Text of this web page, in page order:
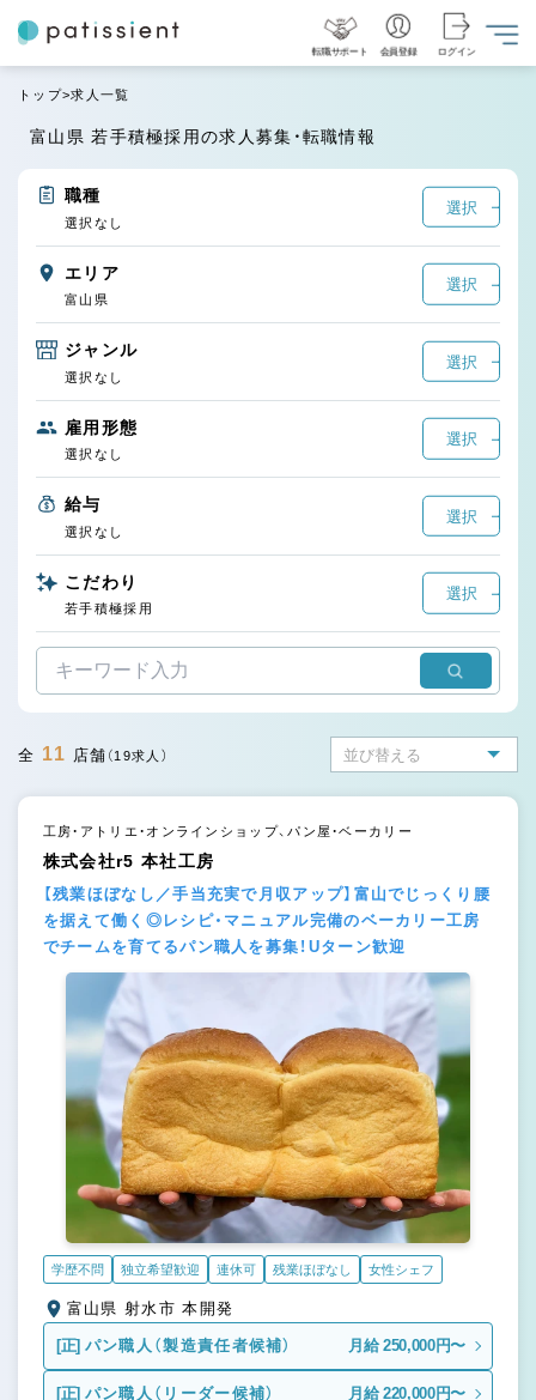
転職サポート 会員登録 ログイン
トップ 求人一覧
富山県 若手積極採用の求人募集・転職情報
職種
選択
選択なし
エリア
選択
富山県
ジャンル
選択
選択なし
雇用形態
選択
選択なし
給与
選択
選択なし
こだわり
選択
若手積極採用
全 11 店舗 （19求人）
工房・アトリエ・オンラインショップ、パン屋・ベーカリー
株式会社r5 本社工房
【残業ほぼなし／手当充実で月収アップ】富山でじっくり腰
を据えて働く◎レシピ・マニュアル完備のベーカリー工房
でチームを育てるパン職人を募集！Uターン歓迎
学歴不問 独立希望歓迎 連休可 残業ほぼなし 女性シェフ
富山県 射水市 本開発
[正] パン職人（製造責任者候補） 月給 250,000円〜
[正] パン職人（リーダー候補） 月給 220,000円〜